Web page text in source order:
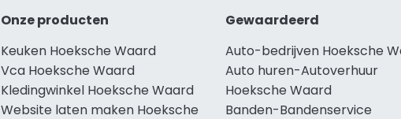
Onze producten
Keuken Hoeksche Waard
Vca Hoeksche Waard
Kledingwinkel Hoeksche Waard
Website laten maken Hoeksche
Gewaardeerd
Auto-bedrijven Hoeksche
Auto huren-Autoverhuur
Hoeksche Waard
Banden-Bandenservice